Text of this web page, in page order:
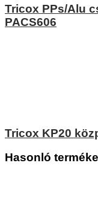
Tricox PPs/Alu
PACS606
Tricox KP20
Hasonló